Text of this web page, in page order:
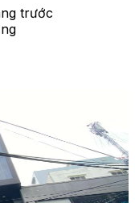
trước